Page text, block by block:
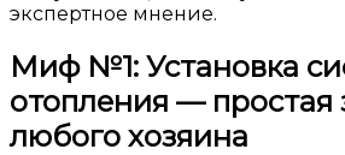
экспертное мнение.
Миф №1: Установка
отопления — простая
любого хозяина